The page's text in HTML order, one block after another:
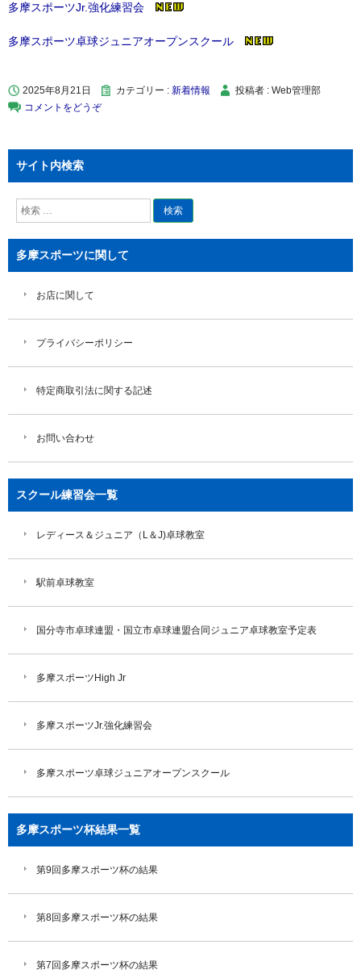
多摩スポーツJr.強化練習会
多摩スポーツ卓球ジュニアオープンスクール
2025年8月21日 カテゴリー : 新着情報
投稿者 : Web管理部
コメントをどうぞ
サイト内検索
検
索
多摩スポーツに関して
お店に関して
プライバシーポリシー
特定商取引法に関する記述
お問い合わせ
スクール練習会一覧
レディース＆ジュニア（L＆J)卓球教室
駅前卓球教室
国分寺市卓球連盟・国立市卓球連盟合同ジュニア卓球教室予定表
多摩スポーツHigh Jr
多摩スポーツJr.強化練習会
多摩スポーツ卓球ジュニアオープンスクール
多摩スポーツ杯結果一覧
第9回多摩スポーツ杯の結果
第8回多摩スポーツ杯の結果
第7回多摩スポーツ杯の結果